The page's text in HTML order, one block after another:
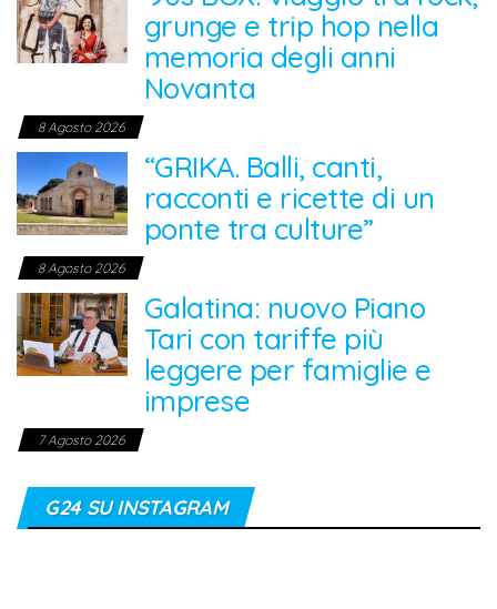
grunge e trip hop nella
memoria degli anni
Novanta
8 Agosto 2026
“GRIKA. Balli, canti,
racconti e ricette di un
ponte tra culture”
8 Agosto 2026
Galatina: nuovo Piano
Tari con tariffe più
leggere per famiglie e
imprese
7 Agosto 2026
G24 SU INSTAGRAM